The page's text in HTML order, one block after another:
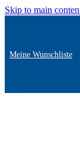
Skip to main
Meine Wunschliste